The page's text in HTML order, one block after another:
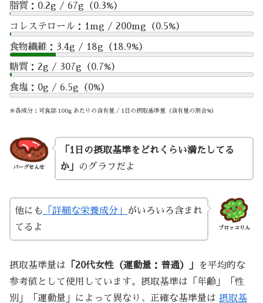
脂質：0.2g / 67g（0.3%）
コレステロール：1mg / 200mg（0.5%）
食物繊維：3.4g / 18g（18.9%）
糖質：2g / 307g（0.7%）
食塩：0g / 6.5g（0%）
※各成分：可食部 100g あたりの含有量 / 1日の摂取基準量（含有量の割合%）
バーグせんせ
「1日の摂取基準をどれくらい満たしてる
か」
のグラフだよ
ブロッコりん
他にも 「詳細な栄養成分」
がいろいろ含まれ
てるよ
摂取基準量は 「20代女性（運動量：普通）」
を平均的な
参考値として使用しています。摂取基準は「年齢」「性
別」「運動量」によって異なり、正確な基準量は 摂取基